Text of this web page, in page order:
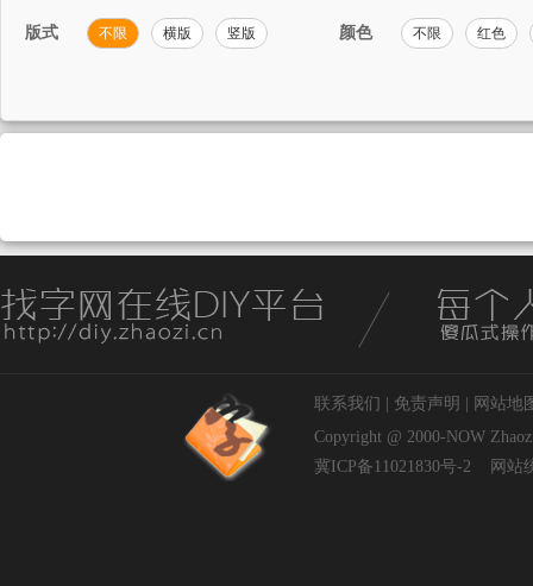
版式 不限 横版 竖版 颜色 不限 红色
联系我们 免责声明
网站地
Copyright @ 2000-NOW
冀ICP备11021830号-2
网站